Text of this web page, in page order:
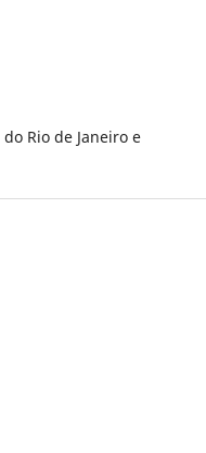
Rio de Janeiro e